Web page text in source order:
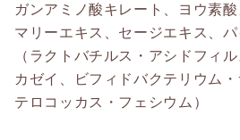
ガンアミノ酸キレート、ヨウ素
マリーエキス、セージエキス、
（ラクトバチルス・アシドフィ
カゼイ、ビフィドバクテリウム
テロコッカス・フェシウム）